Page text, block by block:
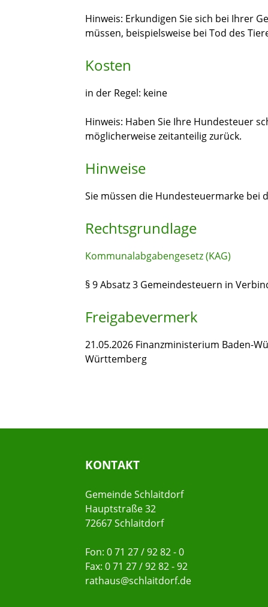
Hinweis: Erkundigen Sie sich bei Ihrer
müssen, beispielsweise bei Tod des
Kosten
in der Regel: keine
Hinweis: Haben Sie Ihre Hundesteuer
möglicherweise zeitanteilig zurück.
Hinweise
Sie müssen die Hundesteuermarke bei
Rechtsgrundlage
Kommunalabgabengesetz (KAG)
§ 9 Absatz 3 Gemeindesteuern in
Freigabevermerk
21.05.2026 Finanzministerium Baden-
Württemberg
KONTAKT
Gemeinde Schlaitdorf
Hauptstraße 32
72667 Schlaitdorf
Fon: 0 71 27 / 92 82 - 0
Fax: 0 71 27 / 92 82 - 92
rathaus@schlaitdorf.de